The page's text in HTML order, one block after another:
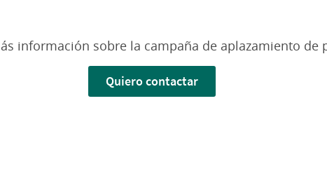
información sobre la campaña de aplazamiento de
Quiero contactar